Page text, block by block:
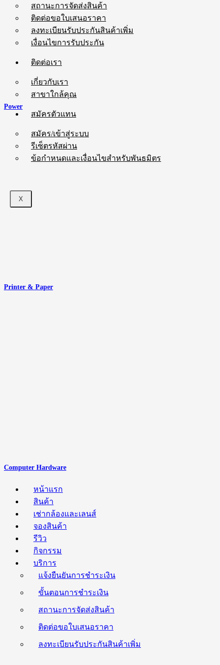
สถานะการจัดส่งสินค้า
ติดต่อขอใบเสนอราคา
ลงทะเบียนรับประกันสินค้าเพิ่ม
เงื่อนไขการรับประกัน
ติดต่อเรา
เกี่ยวกับเรา
สาขาใกล้คุณ
สมัครตัวแทน
สมัคร/เข้าสู่ระบบ
รีเซ็ตรหัสผ่าน
ข้อกำหนดและเงื่อนไขสำหรับพันธมิตร
X
Power
Printer & Paper
Computer Hardware
หน้าแรก
สินค้า
เช่ากล้องและเลนส์
จองสินค้า
รีวิว
กิจกรรม
บริการ
แจ้งยืนยันการชำระเงิน
ขั้นตอนการชำระเงิน
สถานะการจัดส่งสินค้า
ติดต่อขอใบเสนอราคา
ลงทะเบียนรับประกันสินค้าเพิ่ม